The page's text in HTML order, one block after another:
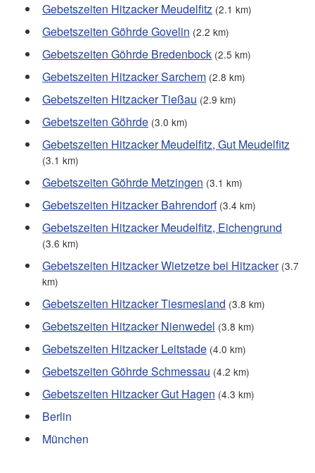
Gebetszeiten Hitzacker Meudelfitz (2.1 km)
Gebetszeiten Göhrde Govelin (2.2 km)
Gebetszeiten Göhrde Bredenbock (2.5 km)
Gebetszeiten Hitzacker Sarchem (2.8 km)
Gebetszeiten Hitzacker Tießau (2.9 km)
Gebetszeiten Göhrde (3.0 km)
Gebetszeiten Hitzacker Meudelfitz, Gut Meudelfitz
(3.1 km)
Gebetszeiten Göhrde Metzingen (3.1 km)
Gebetszeiten Hitzacker Bahrendorf (3.4 km)
Gebetszeiten Hitzacker Meudelfitz, Eichengrund
(3.6 km)
Gebetszeiten Hitzacker Wietzetze bei Hitzacker (3.7
km)
Gebetszeiten Hitzacker Tiesmesland (3.8 km)
Gebetszeiten Hitzacker Nienwedel (3.8 km)
Gebetszeiten Hitzacker Leitstade (4.0 km)
Gebetszeiten Göhrde Schmessau (4.2 km)
Gebetszeiten Hitzacker Gut Hagen (4.3 km)
Berlin
München